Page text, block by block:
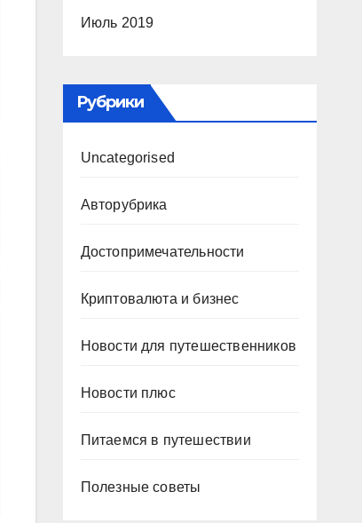
Июль 2019
Рубрики
Uncategorised
Авторубрика
Достопримечательности
Криптовалюта и бизнес
Новости для путешественников
Новости плюс
Питаемся в путешествии
Полезные советы